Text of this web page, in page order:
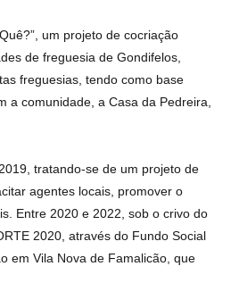
um projeto de cocriação
de freguesia de Gondifelos,
freguesias, tendo como base
a comunidade, a Casa da Pedreira,
tratando-se de um projeto de
agentes locais, promover o
Entre 2020 e 2022, sob o crivo do
2020, através do Fundo Social
em Vila Nova de Famalicão, que